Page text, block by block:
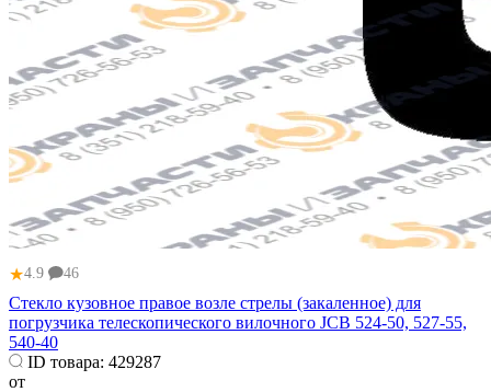
★4.9 46
Стекло кузовное правое возле стрелы (закаленное) для
погрузчика телескопического вилочного JCB 524-50, 527-55,
540-40
ID товара: 429287
от